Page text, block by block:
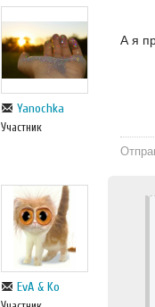
Yanochka
Участник
А я
EvA & Ko